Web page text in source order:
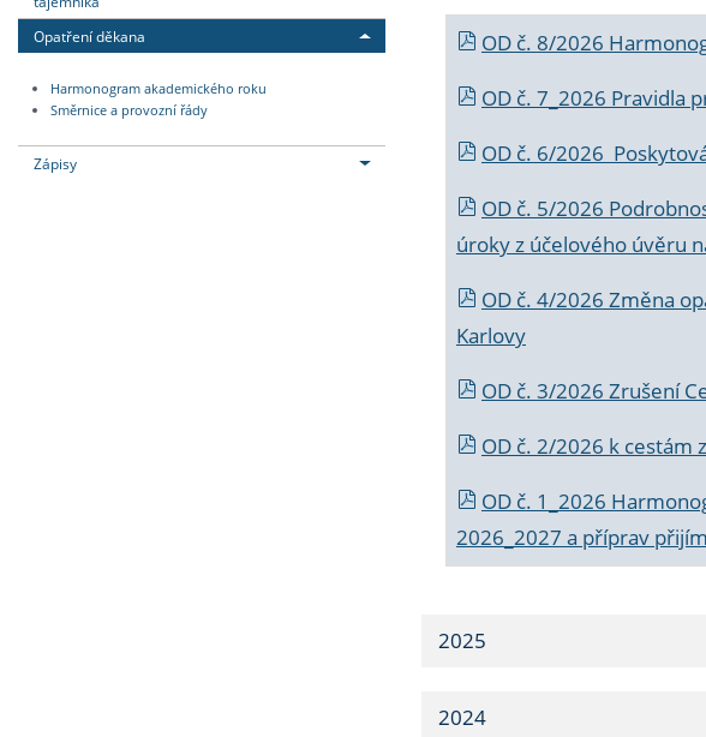
Opatření děkana
Harmonogram akademického roku
Směrnice a provozní řády
Zápisy
OD č. 8/2026
OD č. 7_2026 Pravidla
OD č. 6/2026
OD č. 5/2026
úroky z účelového úvěru
OD č. 4/2026 Změna
Karlovy
OD č. 3/2026 Zrušení
OD č. 2/2026 k cestám
OD č. 1_2026
2026_2027 a příprav
2025
2024